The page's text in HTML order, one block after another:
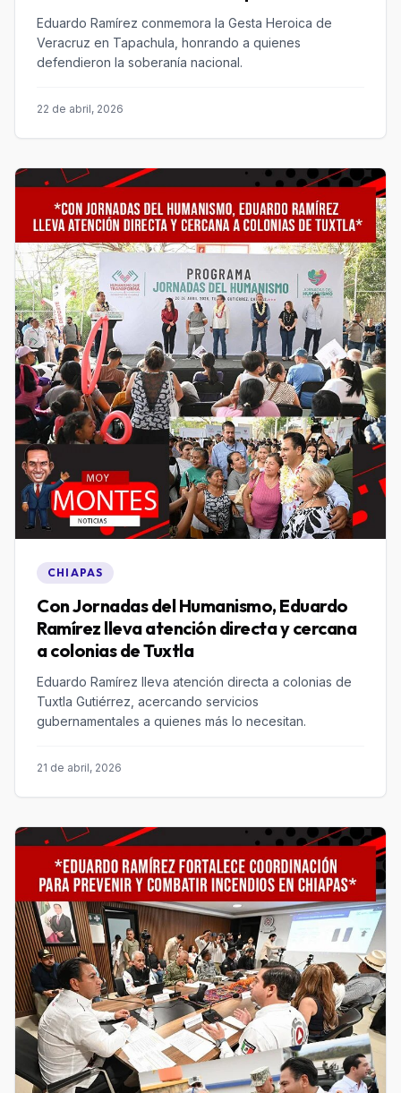
Eduardo Ramírez conmemora la Gesta Heroica de
Veracruz en Tapachula, honrando a quienes
defendieron la soberanía nacional.
22 de abril, 2026
CHIAPAS
Con Jornadas del Humanismo, Eduardo
Ramírez lleva atención directa y cercana
a colonias de Tuxtla
Eduardo Ramírez lleva atención directa a colonias de
Tuxtla Gutiérrez, acercando servicios
gubernamentales a quienes más lo necesitan.
21 de abril, 2026